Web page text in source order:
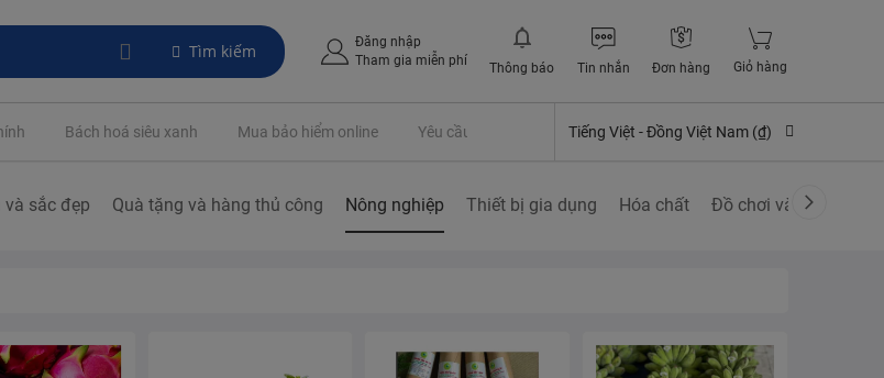
Tìm kiếm
Đăng nhập
Tham gia miễn phí
Thông báo Tin nhắn Đơn hàng Giỏ hàng
Bách hoá siêu xanh Mua bảo hiểm online Yêu cầu quyền lợi bảo hiểmTiếng Việt -Đồng Việt Nam (₫)
và sắc đẹp Quà tặng và hàng thủ công Nông nghiệp Thiết bị gia dụng Hóa chất Đồ chơi và các sở